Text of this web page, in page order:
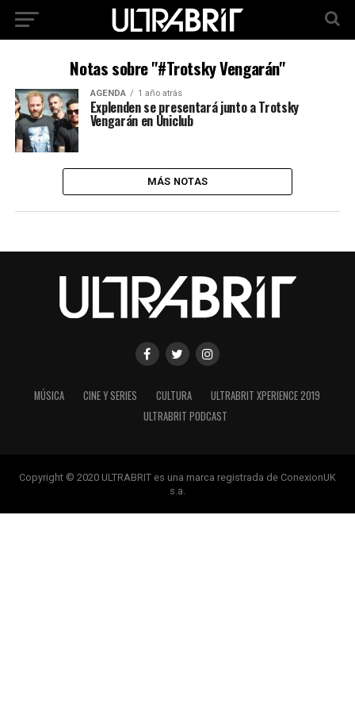
Notas sobre "#Trotsky Vengarán"
AGENDA 1 año atrás
Explenden se presentará junto a Trotsky
Vengarán en Uniclub
MÁS NOTAS
MÚSICA CINE Y SERIES CULTURA
ULTRABRIT XPERIENCE 2019
ULTRABRIT PODCAST
Copyright © 2020 ULTRABRIT es una marca registrada de ConexionUK
s.a.